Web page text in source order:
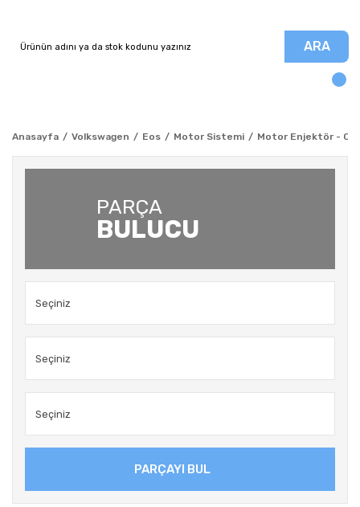
ARA
Anasayfa Volkswagen Eos Motor Sistemi Motor Enjektör -
PARÇA
BULUCU
PARÇAYI BUL